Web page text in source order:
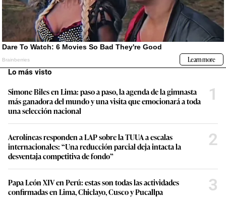
Lo más visto
Simone Biles en Lima: paso a paso, la agenda de la gimnasta
más ganadora del mundo y una visita que emocionará a toda
una selección nacional
1
Aerolíneas responden a LAP sobre la TUUA a escalas
internacionales: “Una reducción parcial deja intacta la
desventaja competitiva de fondo”
2
Papa León XIV en Perú: estas son todas las actividades
confirmadas en Lima, Chiclayo, Cusco y Pucallpa
3